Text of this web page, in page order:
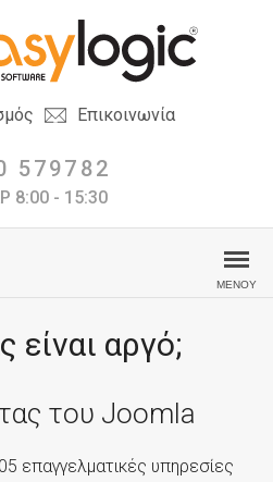
Επικοινωνία
579782
8:00 - 15:30
είναι αργό;
του Joomla
επαγγελματικές υπηρεσίες